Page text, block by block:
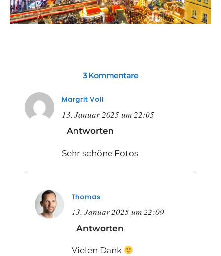
3 Kommentare
Margrit Voll
13. Januar 2025 um 22:05
Antworten
Sehr schöne Fotos
Thomas
13. Januar 2025 um 22:09
Antworten
Vielen Dank